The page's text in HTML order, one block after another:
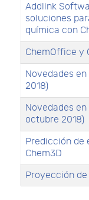
Addlink
soluciones
química con
ChemOffice y
Novedades
2018)
Novedades
octubre 2018)
Predicción de
Chem3D
Proyección